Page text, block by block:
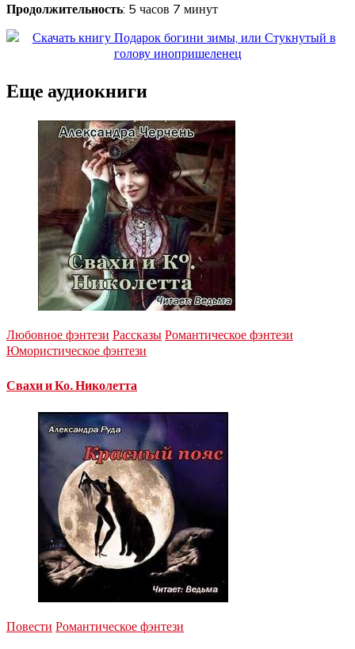
Продолжительность: 5 часов 7 минут
Еще аудиокниги
Любовное фэнтези Рассказы Романтическое фэнтези
Юмористическое фэнтези
Свахи и Ко. Николетта
Повести Романтическое фэнтези